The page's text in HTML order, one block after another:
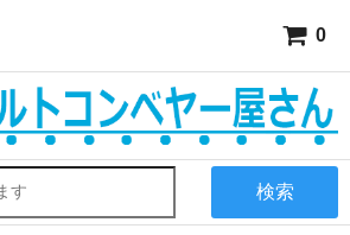
0
検索